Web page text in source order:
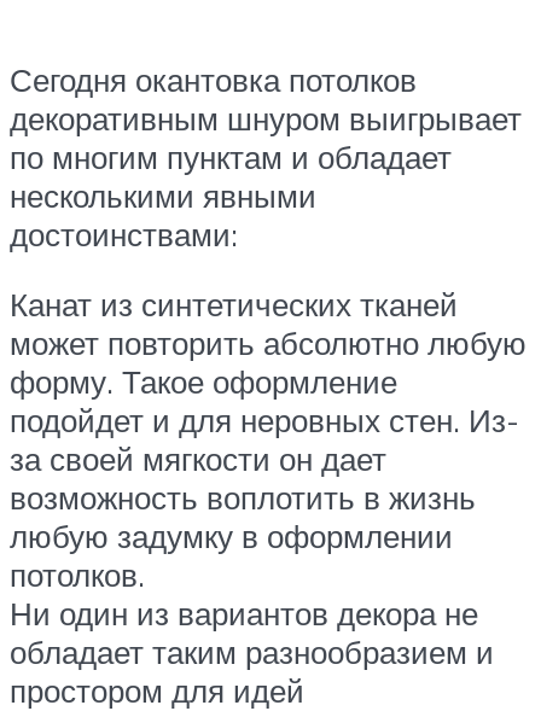
Сегодня окантовка потолков
декоративным шнуром выигрывает
по многим пунктам и обладает
несколькими явными
достоинствами:
Канат из синтетических тканей
может повторить абсолютно любую
форму. Такое оформление
подойдет и для неровных стен. Из-
за своей мягкости он дает
возможность воплотить в жизнь
любую задумку в оформлении
потолков.
Ни один из вариантов декора не
обладает таким разнообразием и
простором для идей